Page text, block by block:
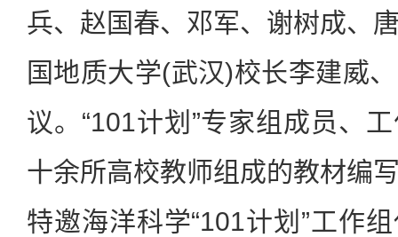
兵、赵国春、邓军、谢树成、
国地质大学(武汉)校长李建威
议。“101计划”专家组成员、
十余所高校教师组成的教材编
特邀海洋科学“101计划”工作